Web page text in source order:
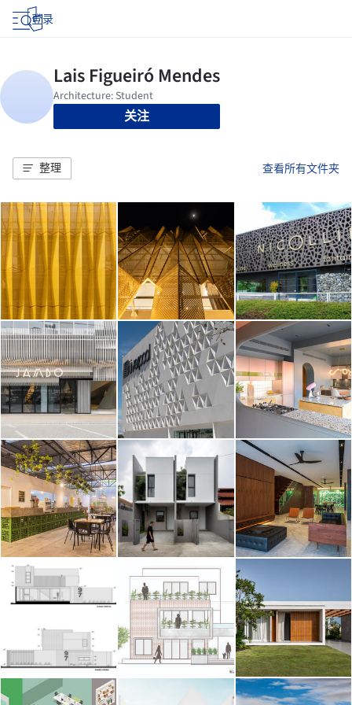
登录
关注
整理 查看所有文件夹